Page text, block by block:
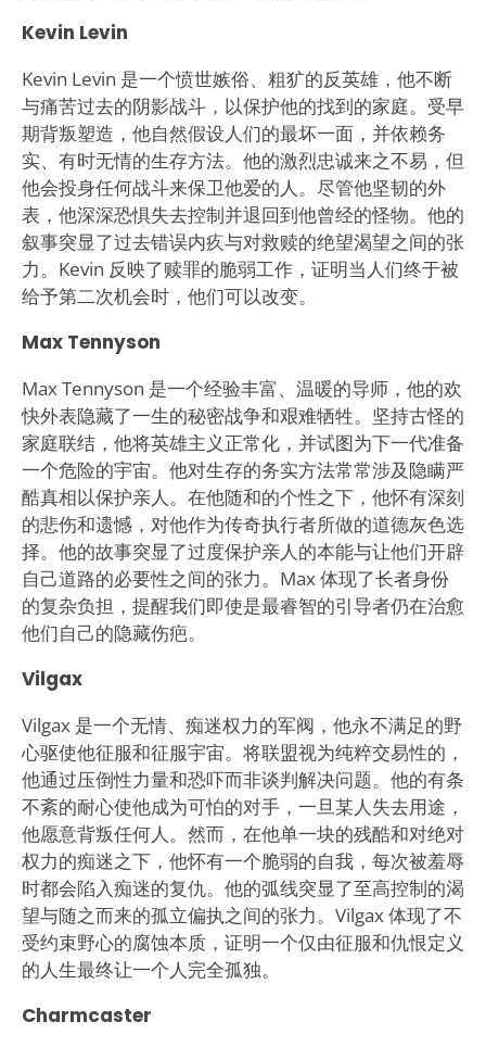
Kevin Levin
Kevin Levin 是一个愤世嫉俗、粗犷的反英雄，他不断
与痛苦过去的阴影战斗，以保护他的找到的家庭。受早
期背叛塑造，他自然假设人们的最坏一面，并依赖务
实、有时无情的生存方法。他的激烈忠诚来之不易，但
他会投身任何战斗来保卫他爱的人。尽管他坚韧的外
表，他深深恐惧失去控制并退回到他曾经的怪物。他的
叙事突显了过去错误内疚与对救赎的绝望渴望之间的张
力。Kevin 反映了赎罪的脆弱工作，证明当人们终于被
给予第二次机会时，他们可以改变。
Max Tennyson
Max Tennyson 是一个经验丰富、温暖的导师，他的欢
快外表隐藏了一生的秘密战争和艰难牺牲。坚持古怪的
家庭联结，他将英雄主义正常化，并试图为下一代准备
一个危险的宇宙。他对生存的务实方法常常涉及隐瞒严
酷真相以保护亲人。在他随和的个性之下，他怀有深刻
的悲伤和遗憾，对他作为传奇执行者所做的道德灰色选
择。他的故事突显了过度保护亲人的本能与让他们开辟
自己道路的必要性之间的张力。Max 体现了长者身份
的复杂负担，提醒我们即使是最睿智的引导者仍在治愈
他们自己的隐藏伤疤。
Vilgax
Vilgax 是一个无情、痴迷权力的军阀，他永不满足的野
心驱使他征服和征服宇宙。将联盟视为纯粹交易性的，
他通过压倒性力量和恐吓而非谈判解决问题。他的有条
不紊的耐心使他成为可怕的对手，一旦某人失去用途，
他愿意背叛任何人。然而，在他单一块的残酷和对绝对
权力的痴迷之下，他怀有一个脆弱的自我，每次被羞辱
时都会陷入痴迷的复仇。他的弧线突显了至高控制的渴
望与随之而来的孤立偏执之间的张力。Vilgax 体现了不
受约束野心的腐蚀本质，证明一个仅由征服和仇恨定义
的人生最终让一个人完全孤独。
Charmcaster